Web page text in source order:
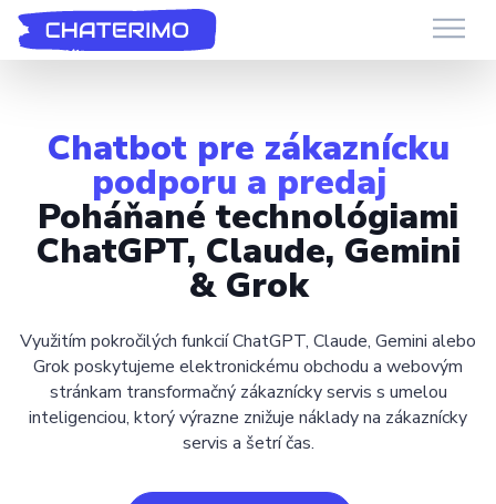
Chatbot pre zákaznícku
podporu a predaj
Poháňané technológiami
ChatGPT, Claude, Gemini
& Grok
Využitím pokročilých funkcií ChatGPT, Claude, Gemini alebo
Grok poskytujeme elektronickému obchodu a webovým
stránkam transformačný zákaznícky servis s umelou
inteligenciou, ktorý výrazne znižuje náklady na zákaznícky
servis a šetrí čas.
Chaterimo AI zákaznícky servis
Máte otázku?